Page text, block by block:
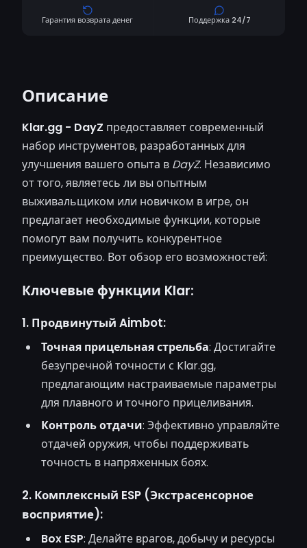
Гарантия возврата денег Поддержка 24/7
Описание
Klar.gg - DayZ предоставляет современный
набор инструментов, разработанных для
улучшения вашего опыта в DayZ. Независимо
от того, являетесь ли вы опытным
выживальщиком или новичком в игре, он
предлагает необходимые функции, которые
помогут вам получить конкурентное
преимущество. Вот обзор его возможностей:
Ключевые функции Klar:
1. Продвинутый Aimbot:
Точная прицельная стрельба: Достигайте
безупречной точности с Klar.gg,
предлагающим настраиваемые параметры
для плавного и точного прицеливания.
Контроль отдачи: Эффективно управляйте
отдачей оружия, чтобы поддерживать
точность в напряженных боях.
2. Комплексный ESP (Экстрасенсорное
восприятие):
Box ESP: Делайте врагов, добычу и ресурсы